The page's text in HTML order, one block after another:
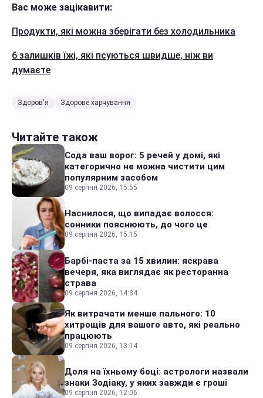
Вас може зацікавити:
Продукти, які можна зберігати без холодильника
6 залишків їжі, які псуються швидше, ніж ви
думаєте
Здоров'я Здорове харчування
Читайте також
Сода ваш ворог: 5 речей у домі, які
категорично не можна чистити цим
популярним засобом
09 серпня 2026, 15:55
Наснилося, що випадає волосся:
сонники пояснюють, до чого це
09 серпня 2026, 15:15
Барбі-паста за 15 хвилин: яскрава
вечеря, яка виглядає як ресторанна
страва
09 серпня 2026, 14:34
Як витрачати менше пального: 10
хитрощів для вашого авто, які реально
працюють
09 серпня 2026, 13:14
Доля на їхньому боці: астрологи назвали
знаки Зодіаку, у яких завжди є гроші
09 серпня 2026, 12:06